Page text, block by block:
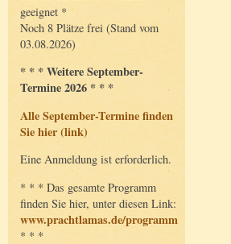
geeignet *
Noch 8 Plätze frei (Stand vom
03.08.2026)
* * * Weitere September-
Termine 2026 * * *
Alle September-Termine finden
Sie hier (link)
Eine Anmeldung ist erforderlich.
* * * Das gesamte Programm
finden Sie hier, unter diesen Link:
www.prachtlamas.de/programm
* * *